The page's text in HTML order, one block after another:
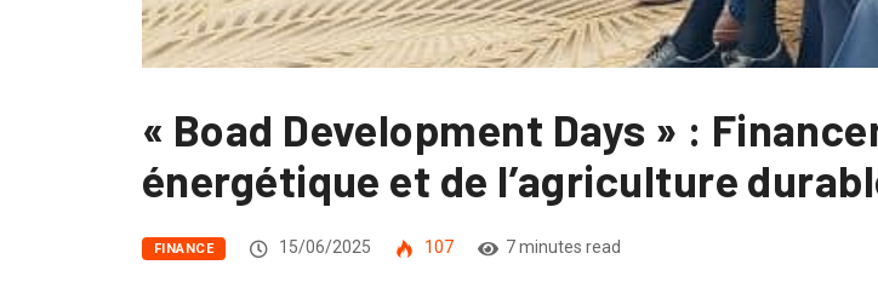
« Boad Development Days » :
énergétique et de l’agriculture
FINANCE 15/06/2025 107 7 minutes read